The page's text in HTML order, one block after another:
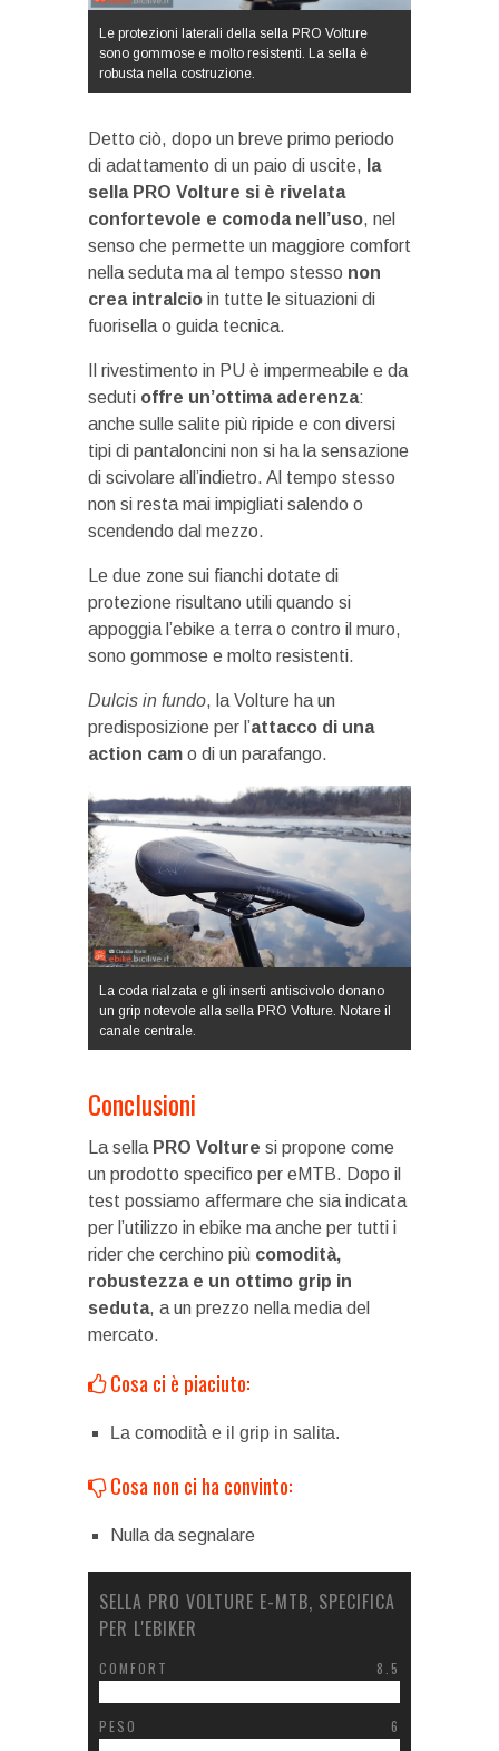
Le protezioni laterali della sella PRO Volture
sono gommose e molto resistenti. La sella è
robusta nella costruzione.
Detto ciò, dopo un breve primo periodo
di adattamento di un paio di uscite,
la
sella PRO Volture si è rivelata
confortevole e comoda nell’uso, nel
senso che permette un maggiore comfort
nella seduta ma al tempo stesso non
crea intralcio in tutte le situazioni di
fuorisella o guida tecnica.
Il rivestimento in PU è impermeabile e da
seduti offre un’ottima aderenza:
anche sulle salite più ripide e con diversi
tipi di pantaloncini non si ha la sensazione
di scivolare all’indietro. Al tempo stesso
non si resta mai impigliati salendo o
scendendo dal mezzo.
Le due zone sui fianchi dotate di
protezione risultano utili quando si
appoggia l’ebike a terra o contro il muro,
sono gommose e molto resistenti.
Dulcis in fundo, la Volture ha un
predisposizione per l’attacco di una
action cam o di un parafango.
La coda rialzata e gli inserti antiscivolo donano
un grip notevole alla sella PRO Volture. Notare il
canale centrale.
Conclusioni
La sella PRO Volture si propone come
un prodotto specifico per eMTB. Dopo il
test possiamo affermare che sia indicata
per l’utilizzo in ebike ma anche per tutti i
rider che cerchino più comodità,
robustezza e un ottimo grip in
seduta, a un prezzo nella media del
mercato.
Cosa ci è piaciuto:
La comodità e il grip in salita.
Cosa non ci ha convinto:
Nulla da segnalare
SELLA PRO VOLTURE E-MTB, SPECIFICA
PER L'EBIKER
COMFORT 8.5
PESO 6